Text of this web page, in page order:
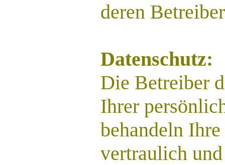
deren
Datenschutz:
Die Betreiber
Ihrer
behandeln
vertraulich